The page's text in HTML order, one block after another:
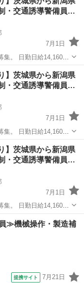
者も未経験者も歓迎します。 ...
・交通誘導警備員…
7月1日
円
に寮あり。洗濯機や冷
25,000円かかります...
】茨城県から新潟県
・交通誘導警備員…
7月1日
円
に寮あり。洗濯機や冷
25,000円かかります...
】茨城県から新潟県
・交通誘導警備員…
7月1日
円
に寮あり。洗濯機や冷
25,000円かかります...
≫機械操作・製造補
提携サイト 7月21日